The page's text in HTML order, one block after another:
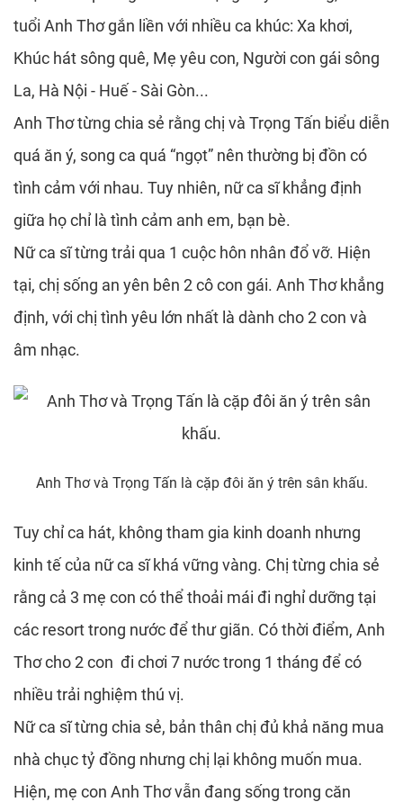
tuổi Anh Thơ gắn liền với nhiều ca khúc: Xa khơi,
Khúc hát sông quê, Mẹ yêu con, Người con gái sông
La, Hà Nội - Huế - Sài Gòn...
Anh Thơ từng chia sẻ rằng chị và Trọng Tấn biểu diễn
quá ăn ý, song ca quá “ngọt” nên thường bị đồn có
tình cảm với nhau. Tuy nhiên, nữ ca sĩ khẳng định
giữa họ chỉ là tình cảm anh em, bạn bè.
Nữ ca sĩ từng trải qua 1 cuộc hôn nhân đổ vỡ. Hiện
tại, chị sống an yên bên 2 cô con gái. Anh Thơ khẳng
định, với chị tình yêu lớn nhất là dành cho 2 con và
âm nhạc.
Anh Thơ và Trọng Tấn là cặp đôi ăn ý trên sân khấu.
Tuy chỉ ca hát, không tham gia kinh doanh nhưng
kinh tế của nữ ca sĩ khá vững vàng. Chị từng chia sẻ
rằng cả 3 mẹ con có thể thoải mái đi nghỉ dưỡng tại
các resort trong nước để thư giãn. Có thời điểm, Anh
Thơ cho 2 con đi chơi 7 nước trong 1 tháng để có
nhiều trải nghiệm thú vị.
Nữ ca sĩ từng chia sẻ, bản thân chị đủ khả năng mua
nhà chục tỷ đồng nhưng chị lại không muốn mua.
Hiện, mẹ con Anh Thơ vẫn đang sống trong căn